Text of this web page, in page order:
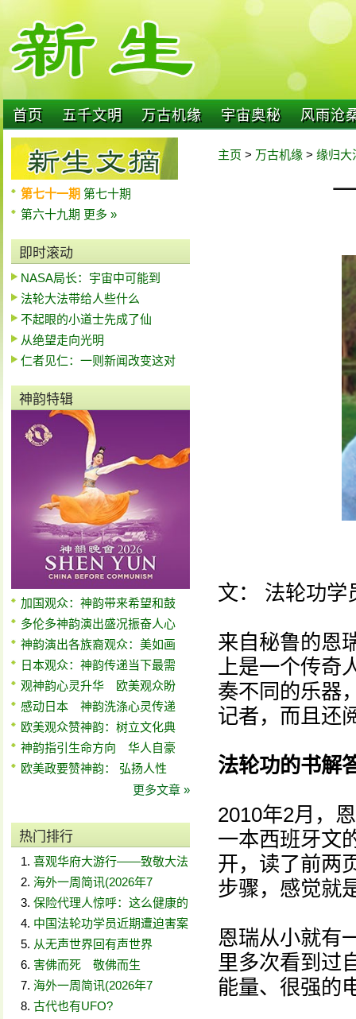
首页 五千文明 万古机缘 宇宙奥秘 风雨沧
第七十一期 第七十期
第六十九期 更多 »
即时滚动
NASA局长：宇宙中可能到
法轮大法带给人些什么
不起眼的小道士先成了仙
从绝望走向光明
仁者见仁：一则新闻改变这对
神韵特辑
加国观众：神韵带来希望和鼓
多伦多神韵演出盛况振奋人心
神韵演出各族裔观众：美如画
日本观众：神韵传递当下最需
观神韵心灵升华 欧美观众盼
感动日本 神韵洗涤心灵传递
欧美观众赞神韵：树立文化典
神韵指引生命方向 华人自豪
欧美政要赞神韵： 弘扬人性
更多文章 »
热门排行
喜观华府大游行——致敬大法
海外一周简讯(2026年7
保险代理人惊呼：这么健康的
中国法轮功学员近期遭迫害案
从无声世界回有声世界
害佛而死 敬佛而生
海外一周简讯(2026年7
古代也有UFO?
主页 > 万古机缘 > 缘归大
文： 法轮功学
来自秘鲁的恩
上是一个传奇
奏不同的乐器
记者，而且还
法轮功的书解
2010年2月，
一本西班牙文
开，读了前两
步骤，感觉就
恩瑞从小就有
里多次看到过
能量、很强的